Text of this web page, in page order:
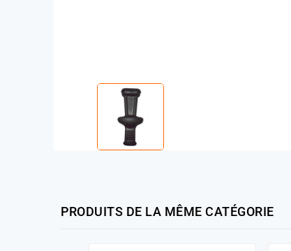
PRODUITS DE LA MÊME CATÉGORIE